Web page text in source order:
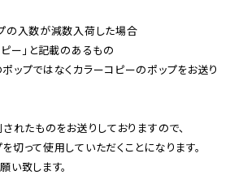
の入数が減数入荷した場合
ー」と記載のあるもの
ップではなくカラーコピーのポップをお送り
れたものをお送りしておりますので、
切って使用していただくことになります。
い致します。